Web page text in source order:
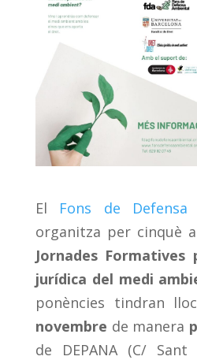
El Fons de Defensa
organitza per cinquè
Jornades
jurídica del medi
ponències tindran
novembre de manera
de DEPANA (C/